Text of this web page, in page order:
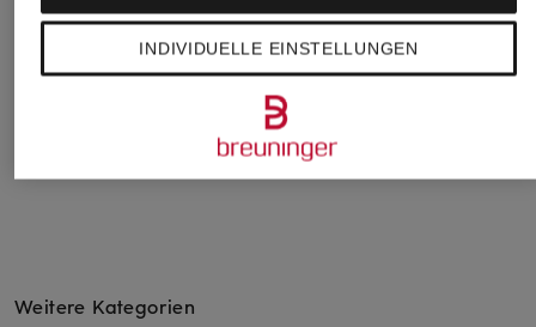
Bestpreis:
Ursprünglich:
Weitere Kategorien
INDIVIDUELLE EINSTELLUNGEN